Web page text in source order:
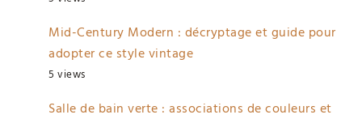
Mid-Century Modern : décryptage et guide pour
adopter ce style vintage
5 views
Salle de bain verte : associations de couleurs et